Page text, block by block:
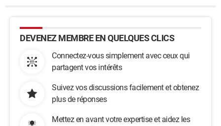
DEVENEZ MEMBRE EN QUELQUES CLICS
Connectez-vous simplement avec ceux qui
partagent vos intérêts
Suivez vos discussions facilement et obtenez
plus de réponses
Mettez en avant votre expertise et aidez les